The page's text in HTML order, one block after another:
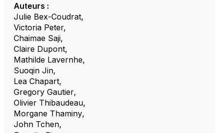
Auteurs :
Julie Bex-Coudrat,
Victoria Peter,
Chaimae Saji,
Claire Dupont,
Mathilde Lavernhe,
Suoqin Jin,
Lea Chapart,
Gregory Gautier,
Olivier Thibaudeau,
Morgane Thaminy,
John Tchen,